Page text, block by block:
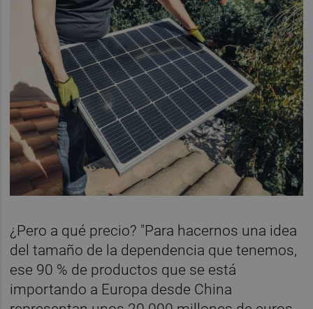
¿Pero a qué precio? "Para hacernos una idea
del tamaño de la dependencia que tenemos,
ese 90 % de productos que se está
importando a Europa desde China